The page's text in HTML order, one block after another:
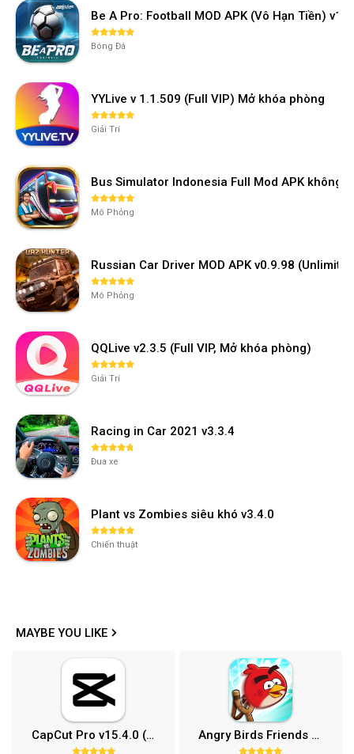
Be A Pro: Football MOD APK (Vô Hạn Tiền)
Bóng Đá
YYLive v 1.1.509 (Full VIP) Mở khóa phòng
Giải Trí
Bus Simulator Indonesia Full Mod APK không
Mô Phỏng
Russian Car Driver MOD APK v0.9.98
Mô Phỏng
QQLive v2.3.5 (Full VIP, Mở khóa phòng)
Giải Trí
Racing in Car 2021 v3.3.4
Đua xe
Plant vs Zombies siêu khó v3.4.0
Chiến thuật
MAYBE YOU LIKE
CapCut Pro v15.4.0 (Mở khóa) Angry Birds Friends MOD APK (Vô Hạn Boosters) 12.3.0